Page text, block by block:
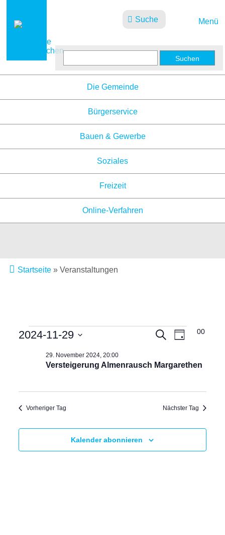
Menü
Suche
Die Gemeinde
Bürgerservice
Bauen & Gewerbe
Soziales
Freizeit
Online-Verfahren
Startseite» Veranstaltungen
VERANSTALTUNGEN
FÜR
NOVEMBER
Ansichten,
Suche
Tag
2024-11-29
wählen.
20:00
Versteigerung Almenrausch Margarethen
29. November 2024, 20:00
Vorheriger Tag Nächster Tag
Kalender abonnieren